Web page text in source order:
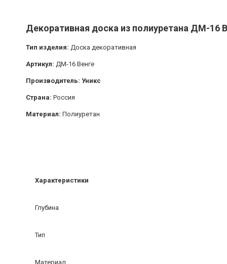
Декоративная доска из полиуретана ДМ-16
Тип изделия: Доска декоративная
Артикул: ДМ-16 Венге
Производитель: Уникс
Страна: Россия
Материал: Полиуретан
Характеристики
Глубина
Тип
Материал